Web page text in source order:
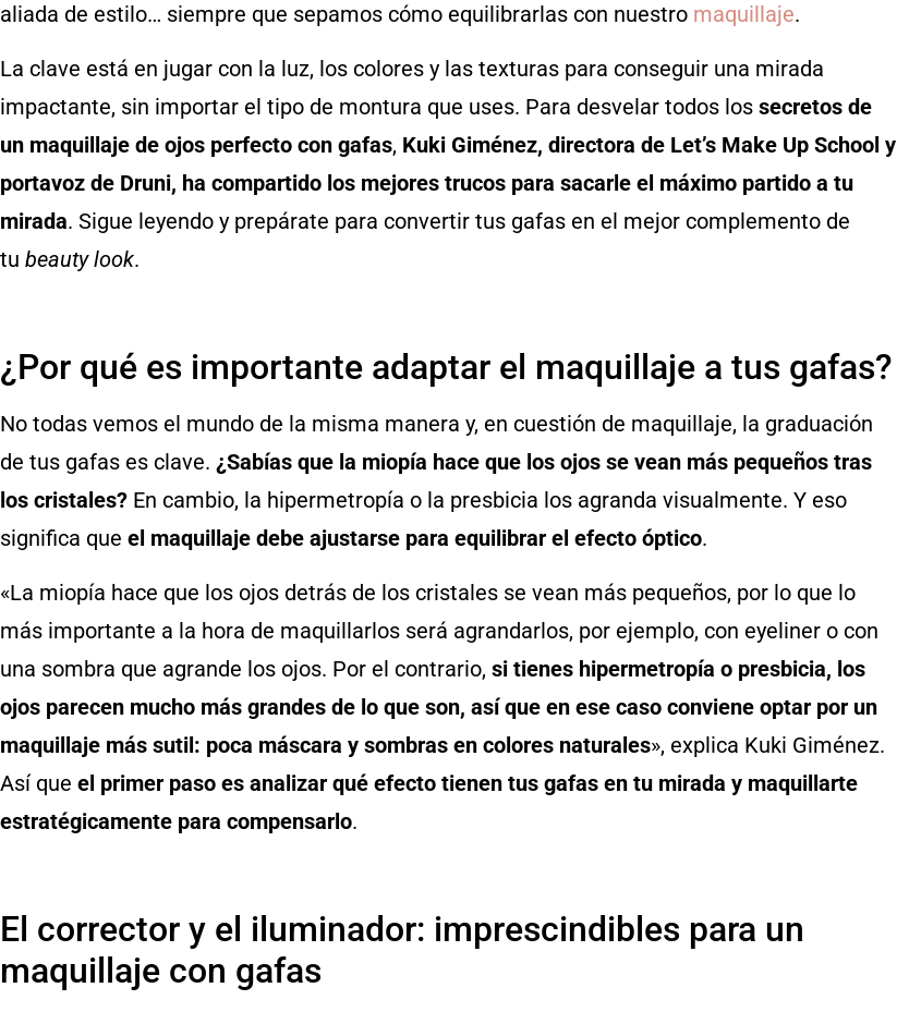
aliada de estilo… siempre que sepamos cómo equilibrarlas con nuestro maquillaje.
La clave está en jugar con la luz, los colores y las texturas para conseguir una mirada
impactante, sin importar el tipo de montura que uses. Para desvelar todos los secretos de
un maquillaje de ojos perfecto con gafas, Kuki Giménez, directora de Let’s Make Up School y
portavoz de Druni, ha compartido los mejores trucos para sacarle el máximo partido a tu
mirada. Sigue leyendo y prepárate para convertir tus gafas en el mejor complemento de
tu beauty look.
¿Por qué es importante adaptar el maquillaje a tus gafas?
No todas vemos el mundo de la misma manera y, en cuestión de maquillaje, la graduación
de tus gafas es clave. ¿Sabías que la miopía hace que los ojos se vean más pequeños tras
los cristales? En cambio, la hipermetropía o la presbicia los agranda visualmente. Y eso
significa que el maquillaje debe ajustarse para equilibrar el efecto óptico.
«La miopía hace que los ojos detrás de los cristales se vean más pequeños, por lo que lo
más importante a la hora de maquillarlos será agrandarlos, por ejemplo, con eyeliner o con
una sombra que agrande los ojos. Por el contrario, si tienes hipermetropía o presbicia, los
ojos parecen mucho más grandes de lo que son, así que en ese caso conviene optar por un
maquillaje más sutil: poca máscara y sombras en colores naturales», explica Kuki Giménez.
Así que el primer paso es analizar qué efecto tienen tus gafas en tu mirada y maquillarte
estratégicamente para compensarlo.
El corrector y el iluminador: imprescindibles para un
maquillaje con gafas